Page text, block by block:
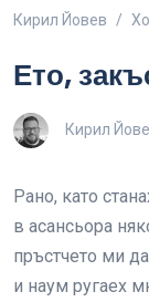
Кирил Йовев
Ето,
Кирил
Рано, като
в асансьора
пръстчето ми
и наум ругаех